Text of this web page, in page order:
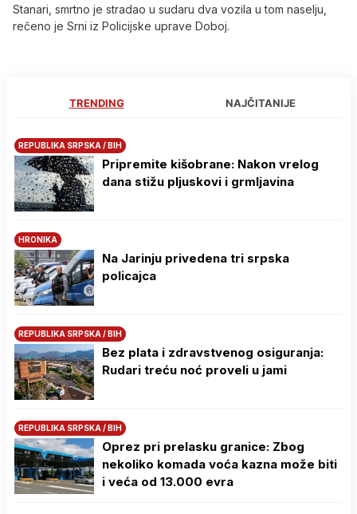
Stanari, smrtno je stradao u sudaru dva vozila u tom naselju,
rečeno je Srni iz Policijske uprave Doboj.
TRENDING NAJČITANIJE
REPUBLIKA SRPSKA / BIH
Pripremite kišobrane: Nakon vrelog
dana stižu pljuskovi i grmljavina
HRONIKA
Na Јarinju privedena tri srpska
policajca
REPUBLIKA SRPSKA / BIH
Bez plata i zdravstvenog osiguranja:
Rudari treću noć proveli u jami
REPUBLIKA SRPSKA / BIH
Oprez pri prelasku granice: Zbog
nekoliko komada voća kazna može biti
i veća od 13.000 evra